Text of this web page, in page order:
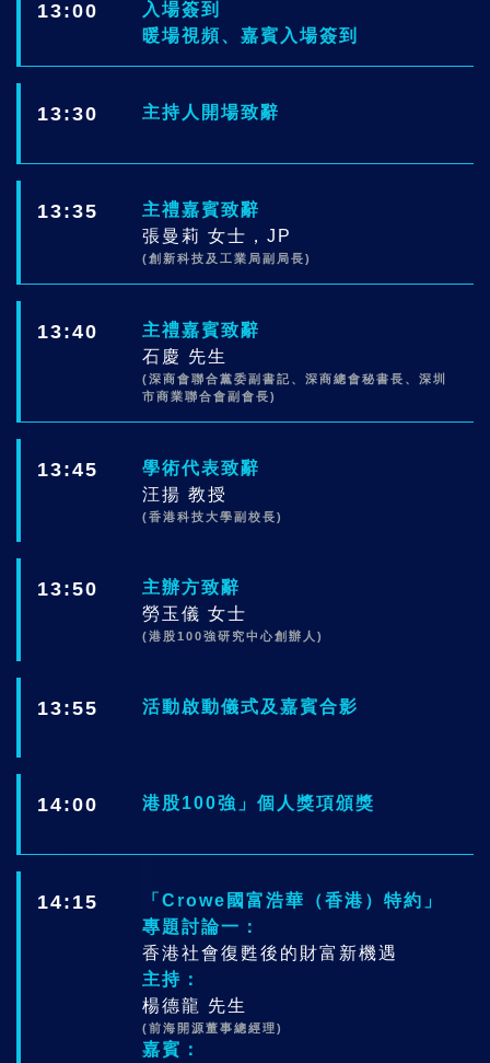
13:00
入場簽到
暖場視頻、嘉賓入場簽到
13:30 主持人開場致辭
13:35
主禮嘉賓致辭
張曼莉 女士，JP
(創新科技及工業局副局長)
13:40
主禮嘉賓致辭
石慶 先生
(深商會聯合黨委副書記、深商總會秘書長、深圳
市商業聯合會副會長)
13:45
學術代表致辭
汪揚 教授
(香港科技大學副校長)
13:50
主辦方致辭
勞玉儀 女士
(港股100強研究中心創辦人)
13:55 活動啟動儀式及嘉賓合影
14:00 港股100強」個人獎項頒獎
14:15
「Crowe國富浩華（香港）特約」
專題討論一：
香港社會復甦後的財富新機遇
主持：
楊德龍 先生
(前海開源董事總經理)
嘉賓：